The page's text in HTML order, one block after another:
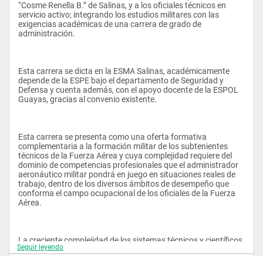
“Cosme Renella B.” de Salinas, y a los oficiales técnicos en
servicio activo; integrando los estudios militares con las
exigencias académicas de una carrera de grado de
administración.
Esta carrera se dicta en la ESMA Salinas, académicamente
depende de la ESPE bajo el departamento de Seguridad y
Defensa y cuenta además, con el apoyo docente de la ESPOL
Guayas, gracias al convenio existente.
Esta carrera se presenta como una oferta formativa
complementaria a la formación militar de los subtenientes
técnicos de la Fuerza Aérea y cuya complejidad requiere del
dominio de competencias profesionales que el administrador
aeronáutico militar pondrá en juego en situaciones reales de
trabajo, dentro de los diversos ámbitos de desempeño que
conforma el campo ocupacional de los oficiales de la Fuerza
Aérea.
La creciente complejidad de los sistemas técnicos y científicos
enfrenta a los oficiales de la FAE a situaciones cotidianas que
Seguir leyendo